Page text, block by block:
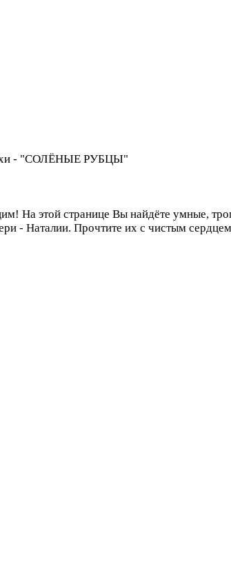
- "СОЛЁНЫЕ РУБЦЫ"
этой странице Вы найдёте умные,
- Наталии. Прочтите их с чистым